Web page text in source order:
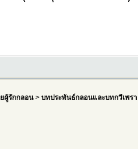
ผู้รักกลอน> บทประพันธ์กลอนและบทกวีเพรา